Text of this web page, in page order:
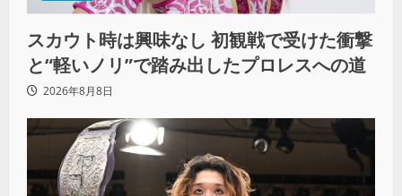
スカウト時は興味なし 初観戦で受けた衝撃
と“軽いノリ”で踏み出したプロレスへの道
2026年8月8日